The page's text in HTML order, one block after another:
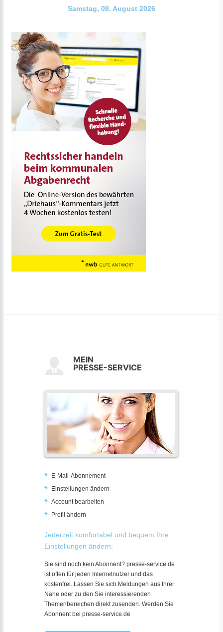
Samstag, 08. August 2026
MEIN
PRESSE-SERVICE
E-Mail-Abonnement
Einstellungen ändern
Account bearbeiten
Profil ändern
Jederzeit komfortabel und bequem Ihre
Einstellungen ändern:
Sie sind noch kein Abonnent? presse-service.de
ist offen für jeden Internetnutzer und das
kostenfrei. Lassen Sie sich Meldungen aus Ihrer
Nähe oder zu den Sie interessierenden
Themenbereichen direkt zusenden. Werden Sie
Abonnent bei presse-service.de